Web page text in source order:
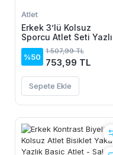
Atlet
Erkek 3’lü Kolsuz
Sporcu Atlet Seti
Bisiklet Yaka - Siyah,
Beyaz, İndigo
%50
1.507,99 TL
753,99 TL
Sepete Ekle